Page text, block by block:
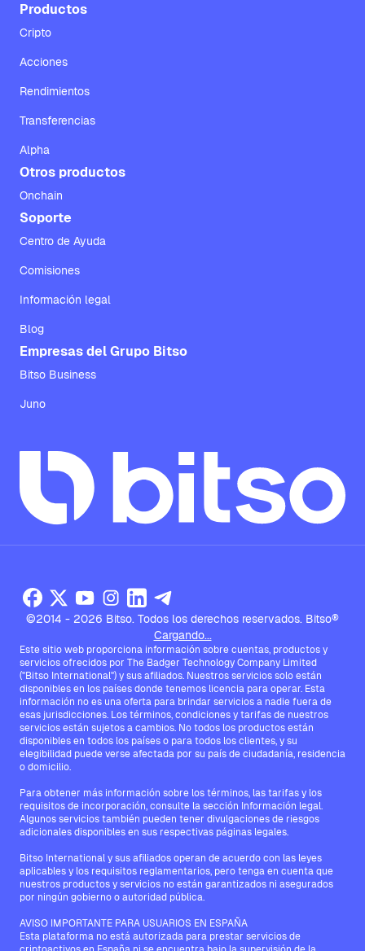
Productos
Cripto
Acciones
Rendimientos
Transferencias
Alpha
Otros productos
Onchain
Soporte
Centro de Ayuda
Comisiones
Información legal
Blog
Empresas del Grupo Bitso
Bitso Business
Juno
©2014 - 2026 Bitso. Todos los derechos reservados. Bitso®
Cargando...
Este sitio web proporciona información sobre cuentas, productos y
servicios ofrecidos por The Badger Technology Company Limited
("Bitso International") y sus afiliados. Nuestros servicios solo están
disponibles en los países donde tenemos licencia para operar. Esta
información no es una oferta para brindar servicios a nadie fuera de
esas jurisdicciones. Los términos, condiciones y tarifas de nuestros
servicios están sujetos a cambios. No todos los productos están
disponibles en todos los países o para todos los clientes, y su
elegibilidad puede verse afectada por su país de ciudadanía, residencia
o domicilio.
Para obtener más información sobre los términos, las tarifas y los
requisitos de incorporación, consulte la sección Información legal.
Algunos servicios también pueden tener divulgaciones de riesgos
adicionales disponibles en sus respectivas páginas legales.
Bitso International y sus afiliados operan de acuerdo con las leyes
aplicables y los requisitos reglamentarios, pero tenga en cuenta que
nuestros productos y servicios no están garantizados ni asegurados
por ningún gobierno o autoridad pública.
AVISO IMPORTANTE PARA USUARIOS EN ESPAÑA
Esta plataforma no está autorizada para prestar servicios de